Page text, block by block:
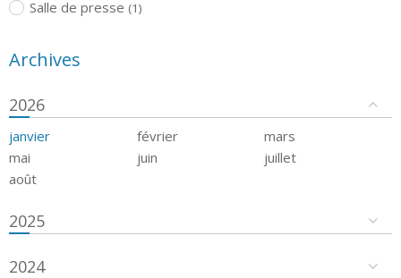
Salle de presse (1)
Archives
2026
janvier février
mars
mai
juin
juillet
août
2025
2024